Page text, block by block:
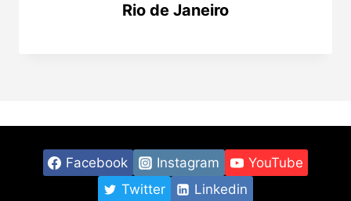
Rio de Janeiro
Facebook Instagram
YouTube
Twitter
Linkedin